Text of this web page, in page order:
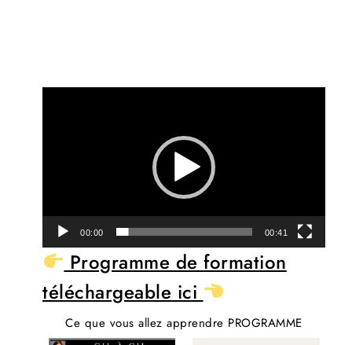
00:00 00:41
Programme de formation
téléchargeable ici
Ce que vous allez apprendre PROGRAMME